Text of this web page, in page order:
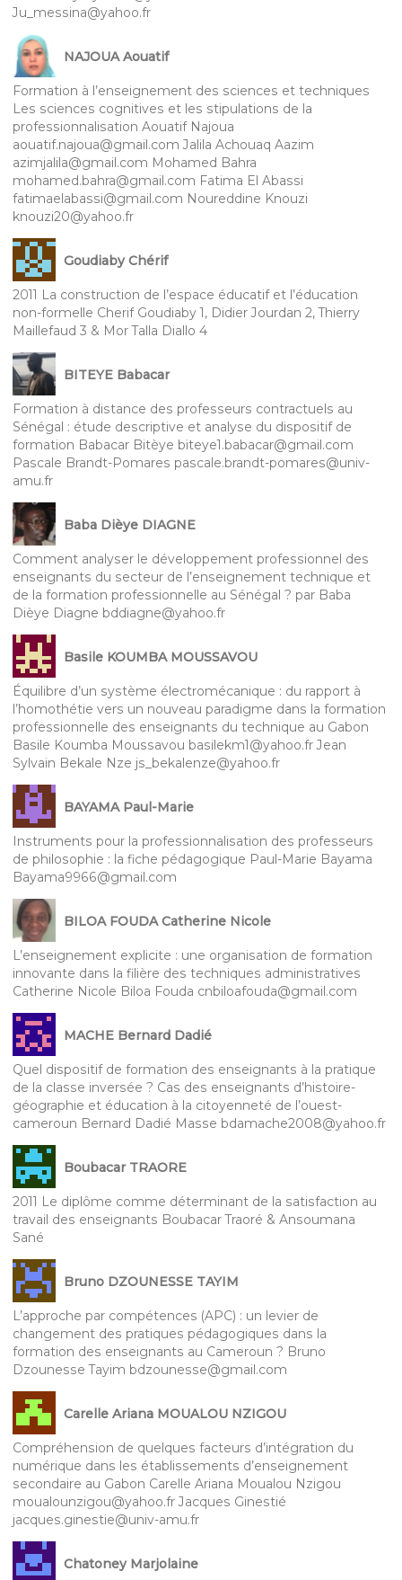
Ju_messina@yahoo.fr
NAJOUA Aouatif
Formation à l’enseignement des sciences et techniques
Les sciences cognitives et les stipulations de la
professionnalisation Aouatif Najoua
aouatif.najoua@gmail.com Jalila Achouaq Aazim
azimjalila@gmail.com Mohamed Bahra
mohamed.bahra@gmail.com Fatima El Abassi
fatimaelabassi@gmail.com Noureddine Knouzi
knouzi20@yahoo.fr
Goudiaby Chérif
2011 La construction de l’espace éducatif et l’éducation
non-formelle Cherif Goudiaby 1, Didier Jourdan 2, Thierry
Maillefaud 3 & Mor Talla Diallo 4
BITEYE Babacar
Formation à distance des professeurs contractuels au
Sénégal : étude descriptive et analyse du dispositif de
formation Babacar Bitèye biteye1.babacar@gmail.com
Pascale Brandt-Pomares pascale.brandt-pomares@univ-
amu.fr
Baba Dièye DIAGNE
Comment analyser le développement professionnel des
enseignants du secteur de l’enseignement technique et
de la formation professionnelle au Sénégal ? par Baba
Dièye Diagne bddiagne@yahoo.fr
Basile KOUMBA MOUSSAVOU
Équilibre d’un système électromécanique : du rapport à
l’homothétie vers un nouveau paradigme dans la formation
professionnelle des enseignants du technique au Gabon
Basile Koumba Moussavou basilekm1@yahoo.fr Jean
Sylvain Bekale Nze js_bekalenze@yahoo.fr
BAYAMA Paul-Marie
Instruments pour la professionnalisation des professeurs
de philosophie : la fiche pédagogique Paul-Marie Bayama
Bayama9966@gmail.com
BILOA FOUDA Catherine Nicole
L’enseignement explicite : une organisation de formation
innovante dans la filière des techniques administratives
Catherine Nicole Biloa Fouda cnbiloafouda@gmail.com
MACHE Bernard Dadié
Quel dispositif de formation des enseignants à la pratique
de la classe inversée ? Cas des enseignants d’histoire-
géographie et éducation à la citoyenneté de l’ouest-
cameroun Bernard Dadié Masse bdamache2008@yahoo.fr
Boubacar TRAORE
2011 Le diplôme comme déterminant de la satisfaction au
travail des enseignants Boubacar Traoré & Ansoumana
Sané
Bruno DZOUNESSE TAYIM
L’approche par compétences (APC) : un levier de
changement des pratiques pédagogiques dans la
formation des enseignants au Cameroun ? Bruno
Dzounesse Tayim bdzounesse@gmail.com
Carelle Ariana MOUALOU NZIGOU
Compréhension de quelques facteurs d’intégration du
numérique dans les établissements d’enseignement
secondaire au Gabon Carelle Ariana Moualou Nzigou
moualounzigou@yahoo.fr Jacques Ginestié
jacques.ginestie@univ-amu.fr
Chatoney Marjolaine